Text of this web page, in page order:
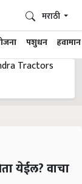
पशुधन हवामान
मराठी
येईल? वाचा